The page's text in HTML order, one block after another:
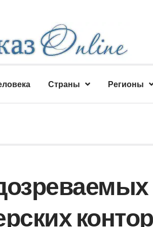
Страны Регионы
контор